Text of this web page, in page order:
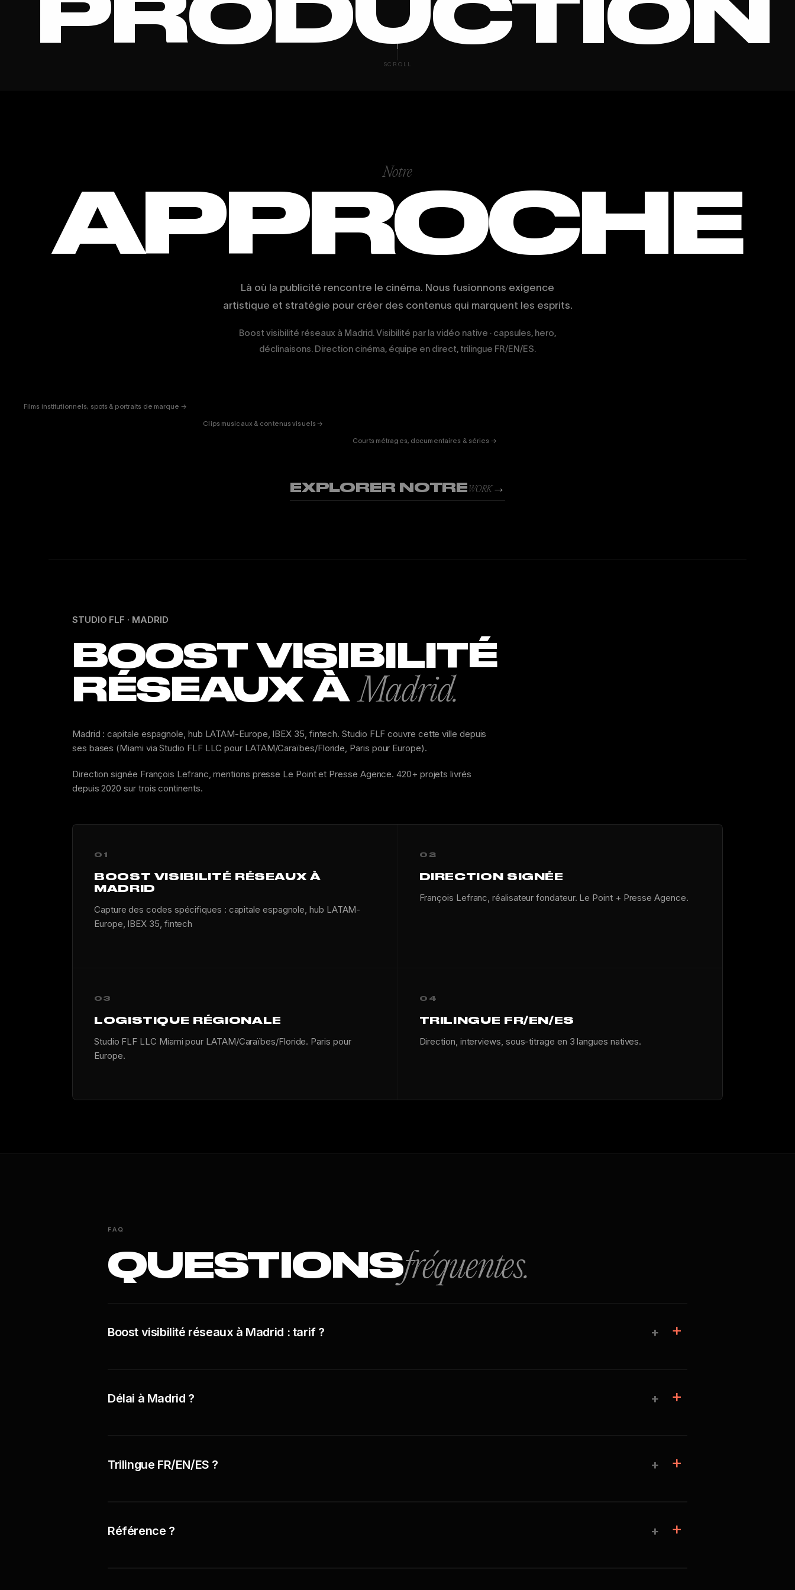
BOOST VISIBILITÉ
SCROLL
Notre
APPROCHE
Là où la publicité rencontre le cinéma. Nous fusionnons exigence
artistique et stratégie pour créer des contenus qui marquent les esprits.
Boost visibilité réseaux à Madrid. Visibilité par la vidéo native · capsules, hero,
déclinaisons. Direction cinéma, équipe en direct, trilingue FR/EN/ES.
Films institutionnels, spots & portraits de marque →
Clips musicaux & contenus visuels →
Courts métrages, documentaires & séries →
EXPLORER NOTRE WORK→
STUDIO FLF · MADRID
BOOST VISIBILITÉ
RÉSEAUX ÀMadrid.
Madrid : capitale espagnole, hub LATAM-Europe, IBEX 35, fintech. Studio FLF couvre cette ville depuis
ses bases (Miami via Studio FLF LLC pour LATAM/Caraïbes/Floride, Paris pour Europe).
Direction signée François Lefranc, mentions presse Le Point et Presse Agence. 420+ projets livrés
depuis 2020 sur trois continents.
01
BOOST VISIBILITÉ RÉSEAUX À
MADRID
Capture des codes spécifiques : capitale espagnole, hub LATAM-
Europe, IBEX 35, fintech
02
DIRECTION SIGNÉE
François Lefranc, réalisateur fondateur. Le Point + Presse Agence.
03
LOGISTIQUE RÉGIONALE
Studio FLF LLC Miami pour LATAM/Caraïbes/Floride. Paris pour
Europe.
04
TRILINGUE FR/EN/ES
Direction, interviews, sous-titrage en 3 langues natives.
FAQ
QUESTIONSfréquentes.
Boost visibilité réseaux à Madrid : tarif ? +
Délai à Madrid ? +
Trilingue FR/EN/ES ? +
Référence ? +